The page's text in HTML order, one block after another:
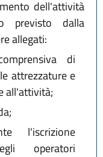
dell'attività
previsto dalla
allegati:
di
attrezzature e
all'attività;
l'iscrizione
operatori